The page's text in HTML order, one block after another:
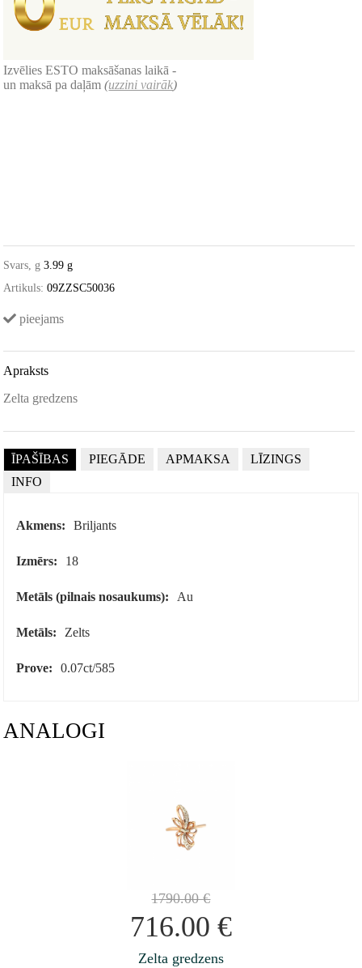
Izvēlies ESTO maksāšanas laikā -
un maksā pa daļām(uzzini vairāk)
Svars, g 3.99 g
Artikuls: 09ZZSC50036
pieejams
Apraksts
Zelta gredzens
ĪPAŠĪBAS PIEGĀDE APMAKSA
LĪZINGS
INFO
Akmens: Briljants
Izmērs: 18
Metāls (pilnais nosaukums): Au
Metāls: Zelts
Prove: 0.07ct/585
ANALOGI
1790.00€
716.00 €
Zelta gredzens